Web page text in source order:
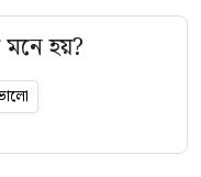
মনে হয়?